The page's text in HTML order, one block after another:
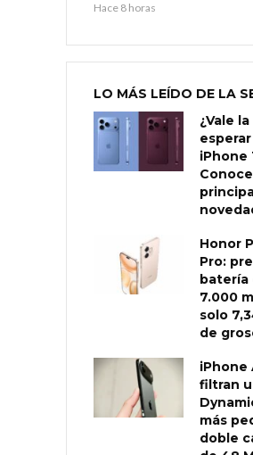
Hace 8 horas
LO MÁS LEÍDO DE LA
¿Vale
iPhone
Honor
Pro:
batería
7.000
solo
de
iPhone
filtran
más
doble